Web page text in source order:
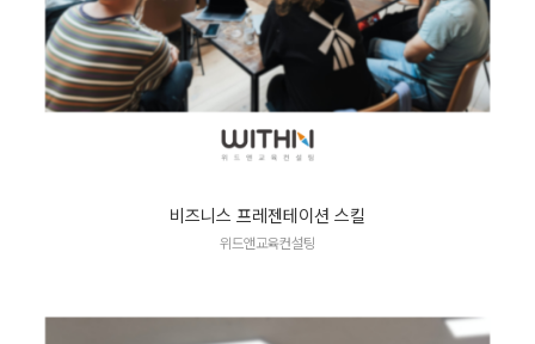
비즈니스 프레젠테이션 스킬
위드앤교육컨설팅